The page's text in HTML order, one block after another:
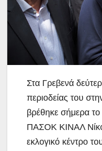
Στα Γρεβενά
περιοδείας του
βρέθηκε σήμερα
ΠΑΣΟΚ ΚΙΝΑΛ
εκλογικό κέντρο